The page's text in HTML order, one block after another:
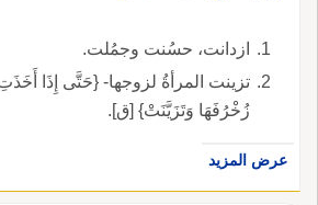
ازدانت، حسُنت وجمُلت.
تزينت المرأةُ لزوجها- {حَتَّى إِذَا
زُخْرُفَهَا وَتَزَيَّنَتْ} [ق].
عرض المزيد